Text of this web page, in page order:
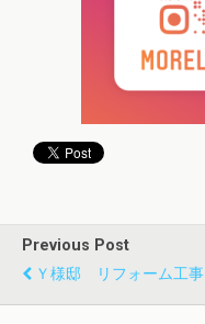
Previous Post
Ｙ様邸 リフォーム工事